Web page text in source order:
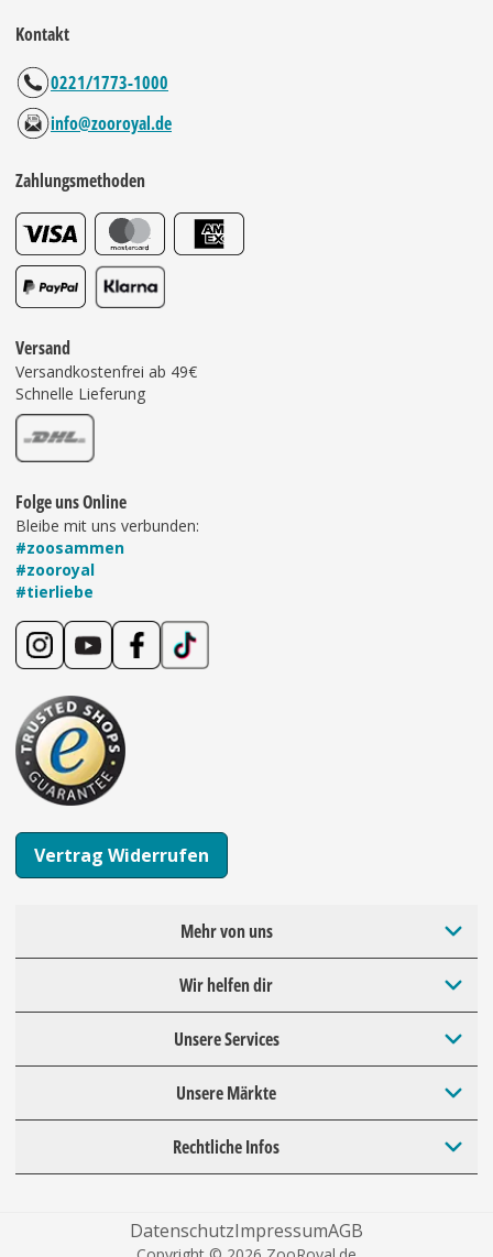
Kontakt
0221/1773-1000
info@zooroyal.de
Zahlungsmethoden
Versand
Versandkostenfrei ab 49€
Schnelle Lieferung
Folge uns Online
Bleibe mit uns verbunden:
#zoosammen
#zooroyal
#tierliebe
Vertrag Widerrufen
Mehr von uns
Wir helfen dir
Unsere Services
Unsere Märkte
Rechtliche Infos
DatenschutzImpressumAGB